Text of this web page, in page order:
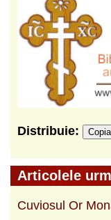
Distribuie:
Articolele
Cuviosul Or